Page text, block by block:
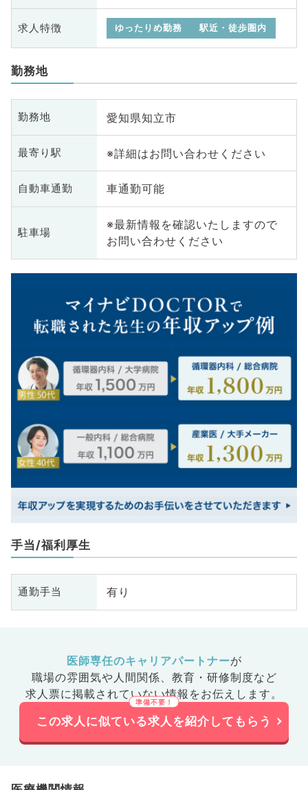
求人特徴 ゆったりめ勤務 駅近・徒歩圏内
勤務地
勤務地 愛知県知立市
最寄り駅 ※詳細はお問い合わせください
自動車通勤 車通勤可能
駐車場
※最新情報を確認いたしますので
お問い合わせください
手当/福利厚生
通勤手当 有り
医師専任のキャリアパートナーが
職場の雰囲気や人間関係、 教育・研修制度など
求人票に掲載されていない情報をお伝えします。
この求人に似ている求人を紹介してもらう